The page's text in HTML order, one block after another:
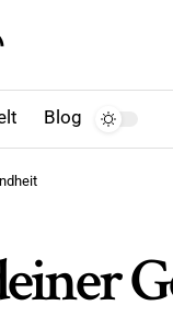
Blog